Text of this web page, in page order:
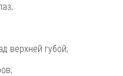
верхней губой;